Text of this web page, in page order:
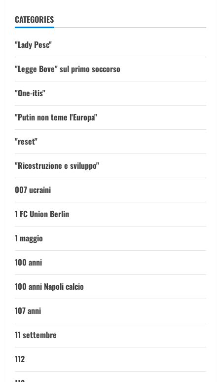
CATEGORIES
"Lady Pesc"
"Legge Bove" sul primo soccorso
"One-itis"
"Putin non teme l'Europa"
"reset"
"Ricostruzione e sviluppo"
007 ucraini
1 FC Union Berlin
1 maggio
100 anni
100 anni Napoli calcio
107 anni
11 settembre
112